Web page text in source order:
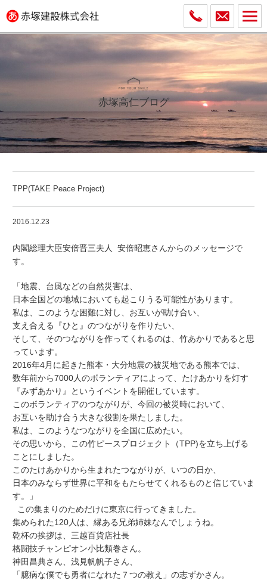
赤塚高仁ブログ
TPP(TAKE Peace Project)
2016.12.23
内閣総理大臣安倍晋三夫人 安倍昭恵さんからのメッセージで
す。
「地震、台風などの自然災害は、
日本全国どの地域においても起こりうる可能性があります。
私は、このような困難に対し、お互いが助け合い、
支え合える『ひと』のつながりを作りたい、
そして、そのつながりを作ってくれるのは、竹あかりであると思
っています。
2016年4月に起きた熊本・大分地震の被災地である熊本では、
数年前から7000人のボランティアによって、たけあかりを灯す
『みずあかり』というイベントを開催しています。
このボランティアのつながりが、今回の被災時において、
お互いを助け合う大きな役割を果たしました。
私は、このようなつながりを全国に広めたい。
その思いから、この竹ピースプロジェクト（TPP)を立ち上げる
ことにしました。
このたけあかりから生まれたつながりが、いつの日か、
日本のみならず世界に平和をもたらせてくれるものと信じていま
す。」
この集まりのためだけに東京に行ってきました。
集められた120人は、縁ある兄弟姉妹なんでしょうね。
乾杯の挨拶は、三越百貨店社長
格闘技チャンピオン小比類巻さん。
神田昌典さん、浅見帆帆子さん、
「臆病な僕でも勇者になれた７つの教え」の志ずかさん。